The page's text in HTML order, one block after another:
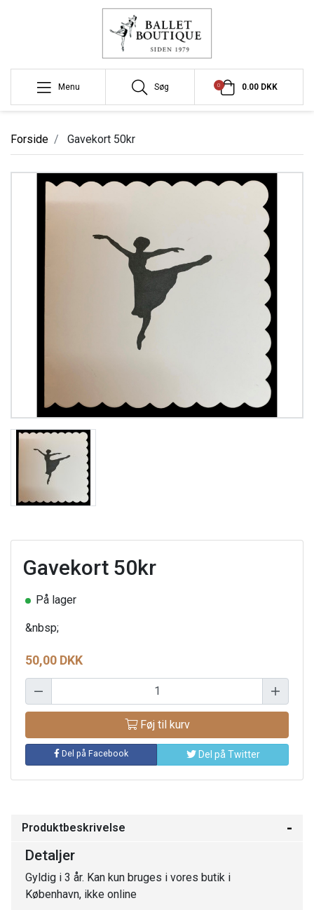
Menu Søg 0 0.00 DKK
Forside Gavekort 50kr
Gavekort 50kr
På lager
&nbsp;
50,00 DKK
Føj til kurv
Del på Facebook Del på Twitter
Produktbeskrivelse
Detaljer
Gyldig i 3 år. Kan kun bruges i vores butik i
København, ikke online